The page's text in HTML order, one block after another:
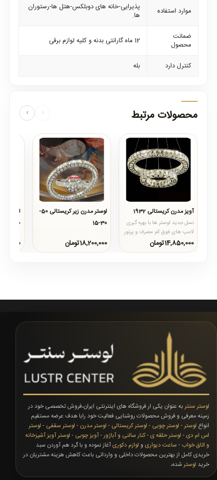
موارد استفاده
پذیرایی-خانه های دوبلکس-هتل ها-رستوران
ها.
ضمانت
محصول
12 ماه گارانتی بدنه و کلیه لوازم برقی
کنترل دارد بله
محصولات مرتبط ‹
›
آویز مدرن کریستالی 1932
نسل جدید لوستر ها با بهره گیری
لامپ های فوق کم مصرف و پرنور
اس ام دی جایگاه خود را در سبد
خرید مشتری..
14,850,000تومان
لوستر مدرن زیر کریستالی 50-
30-15
..
18,200,000تومان
50-30-15..
لوستر سنتر به عنوان یکی ار فروشگاه های اینترنتی ایران،فروش تخصصی خود در
زمینه معرفی و فروش محصولات روشنایی فعالیت خود رابا هدف عرضه مستقیم
انواع لوستر - لوستر چوبی - لوستر کریستالی - لوستر مدرن - لوستر سقفی - لوستر
اس ام دی- لوستر حلقه ی-کنار سالنی و آباژور-آویز چوبی - لوستر آویز آشپزخانه
و اتاق خواب - ساعت دیواری و لوازم دکوریآغاز نموده و با گرد هم آوردن سبد
خریدی کامل از بهترین محصولات داخلی و وارداتی باعث کاهش هزینه مشتریان در
خرید لوستر شده،